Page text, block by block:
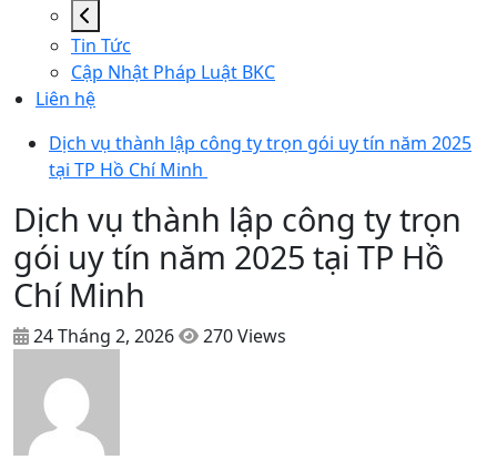
Tin Tức
Cập Nhật Pháp Luật BKC
Liên hệ
Dịch vụ thành lập công ty trọn gói uy tín năm 2025
tại TP Hồ Chí Minh
Dịch vụ thành lập công ty trọn
gói uy tín năm 2025 tại TP Hồ
Chí Minh
24 Tháng 2, 2026 270 Views